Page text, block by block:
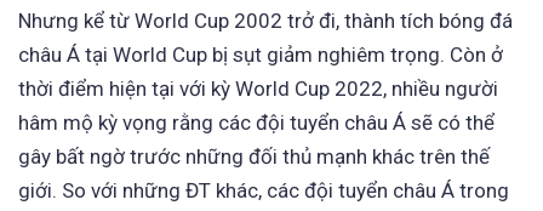
Nhưng kể từ World Cup 2002 trở đi, thành tích bóng đá
châu Á tại World Cup bị sụt giảm nghiêm trọng. Còn ở
thời điểm hiện tại với kỳ World Cup 2022, nhiều người
hâm mộ kỳ vọng rằng các đội tuyển châu Á sẽ có thể
gây bất ngờ trước những đối thủ mạnh khác trên thế
giới. So với những ĐT khác, các đội tuyển châu Á trong